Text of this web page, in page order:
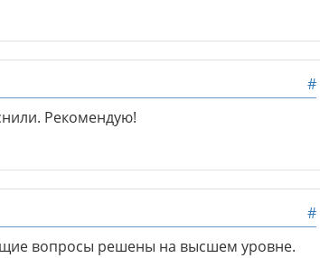
#
Рекомендую!
#
вопросы решены на высшем уровне.